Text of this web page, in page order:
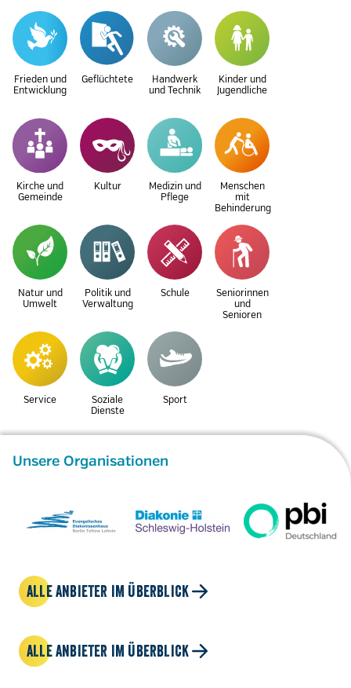
Frieden und
Entwicklung
Geflüchtete
Handwerk
und Technik
Kinder und
Jugendliche
Kirche und
Gemeinde
Kultur
Medizin und
Pflege
Menschen
mit
Behinderung
Natur und
Umwelt
Politik und
Verwaltung
Schule
Seniorinnen
und
Senioren
Service
Soziale
Dienste
Sport
Unsere Organisationen
ALLE ANBIETER IM ÜBERBLICK
ALLE ANBIETER IM ÜBERBLICK